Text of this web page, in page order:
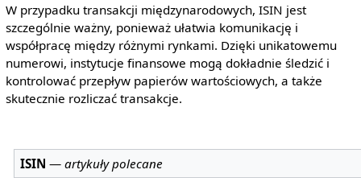
W przypadku transakcji międzynarodowych, ISIN jest
szczególnie ważny, ponieważ ułatwia komunikację i
współpracę między różnymi rynkami. Dzięki unikatowemu
numerowi, instytucje finansowe mogą dokładnie śledzić i
kontrolować przepływ papierów wartościowych, a także
skutecznie rozliczać transakcje.
ISIN —artykuły polecane